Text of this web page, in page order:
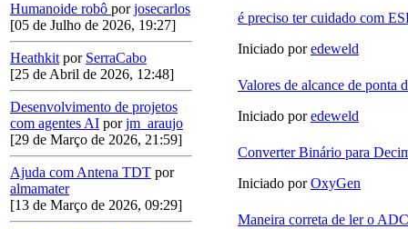
Humanoide robô porjosecarlos
[05 de Julho de 2026, 19:27]
Heathkit por SerraCabo
[25 de Abril de 2026, 12:48]
Desenvolvimento de projetos
com agentes AI porjm_araujo
[29 de Março de 2026, 21:59]
Ajuda com Antena TDT por
almamater
[13 de Março de 2026, 09:29]
é preciso ter cuidado com
Iniciado poredeweld
Valores de alcance de ponta
Iniciado poredeweld
Converter Binário para
Iniciado porOxyGen
Maneira correta de ler o